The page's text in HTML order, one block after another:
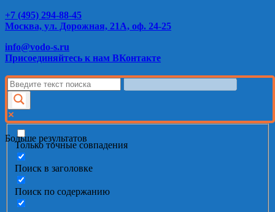
+7 (495) 294-88-45
Москва, ул. Дорожная, 21А, оф. 24-25
info@vodo-s.ru
Присоединяйтесь к нам ВКонтакте
Больше результатов
Только точные совпадения
Поиск в заголовке
Поиск по содержанию